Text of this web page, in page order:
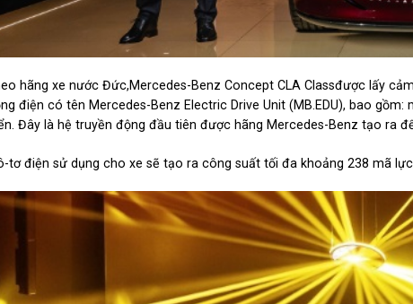
hãng xe nước Đức,Mercedes-Benz Concept CLA Classđược lấy
điện có tên Mercedes-Benz Electric Drive Unit (MB.EDU), bao
Đây là hệ truyền động đầu tiên được hãng Mercedes-Benz tạo ra
tơ điện sử dụng cho xe sẽ tạo ra công suất tối đa khoảng 238 mã